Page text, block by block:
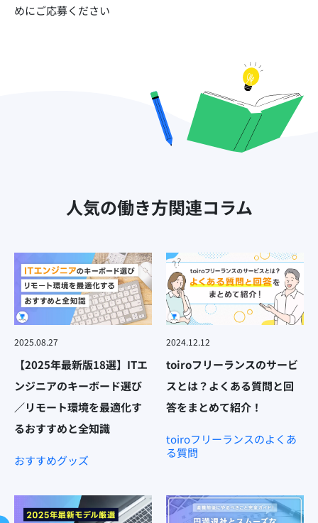
めにご応募ください
人気の働き方関連コラム
2025.08.27
【2025年最新版18選】ITエ
ンジニアのキーボード選び
／リモート環境を最適化す
るおすすめと全知識
おすすめグッズ
2024.12.12
toiroフリーランスのサービ
スとは？よくある質問と回
答をまとめて紹介！
toiroフリーランスのよくあ
る質問